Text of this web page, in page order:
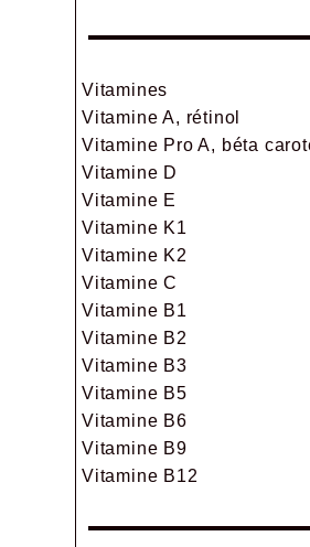
Vitamines
Vitamine A, rétinol
Vitamine Pro A, béta
Vitamine D
Vitamine E
Vitamine K1
Vitamine K2
Vitamine C
Vitamine B1
Vitamine B2
Vitamine B3
Vitamine B5
Vitamine B6
Vitamine B9
Vitamine B12